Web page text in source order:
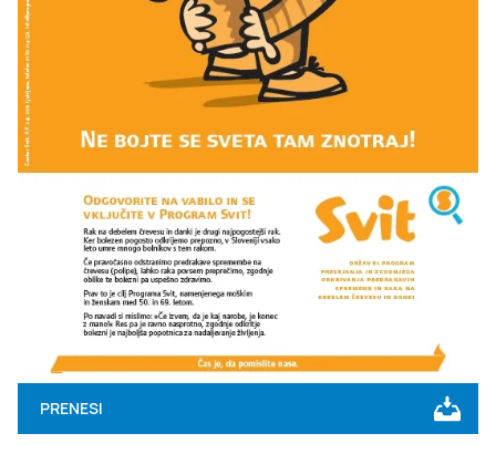
PRENESI